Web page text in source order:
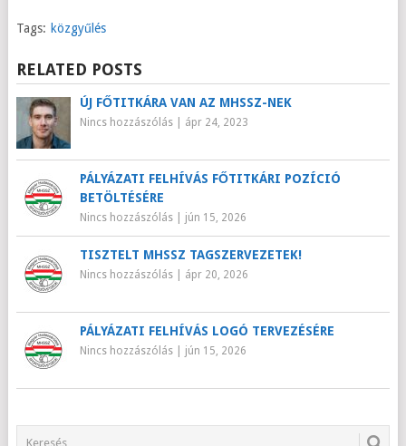
Tags: közgyűlés
RELATED POSTS
ÚJ FŐTITKÁRA VAN AZ MHSSZ-NEK
Nincs hozzászólás| ápr 24, 2023
PÁLYÁZATI FELHÍVÁS FŐTITKÁRI POZÍCIÓ
BETÖLTÉSÉRE
Nincs hozzászólás| jún 15, 2026
TISZTELT MHSSZ TAGSZERVEZETEK!
Nincs hozzászólás| ápr 20, 2026
PÁLYÁZATI FELHÍVÁS LOGÓ TERVEZÉSÉRE
Nincs hozzászólás| jún 15, 2026